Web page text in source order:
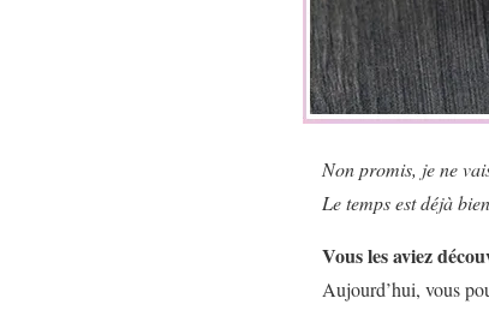
Non promis, je ne
Le temps est déjà
Vous les aviez
Aujourd’hui, vous